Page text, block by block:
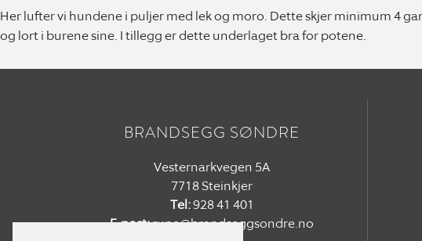
Her lufter vi hundene i puljer med lek og moro. Dette skjer minimum 4
og lort i burene sine. I tillegg er dette underlaget bra for potene.
BRANDSEGG SØNDRE
Vesternarkvegen 5A
7718 Steinkjer
Tel:928 41 401
E-post:rune@brandseggsondre.no